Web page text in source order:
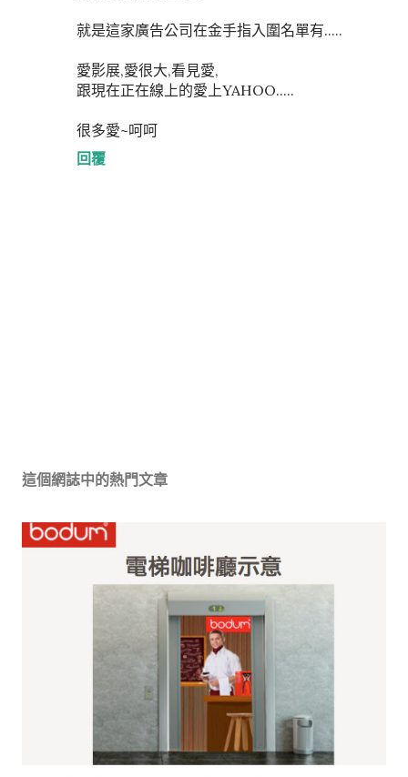
就是這家廣告公司在金手指入圍名單有.....
愛影展,愛很大,看見愛,
跟現在正在線上的愛上YAHOO.....
很多愛~呵呵
回覆
留
言
這個網誌中的熱門文章